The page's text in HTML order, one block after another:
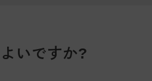
いですか?